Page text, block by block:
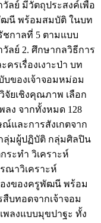
ลย์ มีวัตถุประสงค์เพื่อ
ฒนี พร้อมสมบัติ ในบท
ชกาลที่ 5 ตามแบบ
ลย์ 2. ศึกษากลวิธีการ
รเรื่องเงาะป่า บท
ของเจ้าจอมหม่อม
จัยเชิงคุณภาพ เลือก
ลง จากทั้งหมด 128
และการสังเกตจาก
ลุ่มผู้ปฏิบัติ กลุ่มศิลปิน
ะทำ วิเคราะห์
ณาวิเคราะห์
องของครูพัฒนี พร้อม
สืบทอดจากเจ้าจอม
พลงแบบมุขปาฐะ ทั้ง